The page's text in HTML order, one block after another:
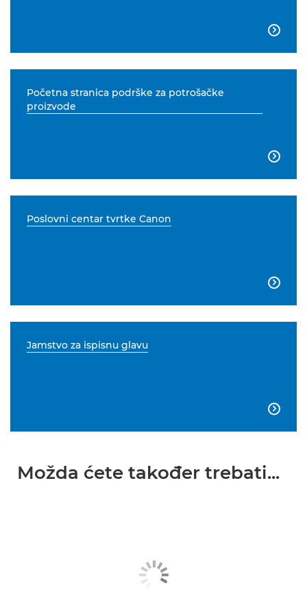

Početna stranica podrške za potrošačke
proizvode

Poslovni centar tvrtke Canon

Jamstvo za ispisnu glavu

Možda ćete također trebati...